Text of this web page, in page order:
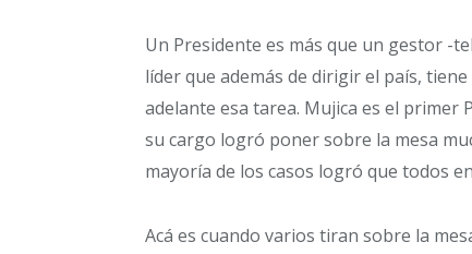
Un Presidente es más que un gestor -
líder que además de dirigir el país,
adelante esa tarea. Mujica es el primer
su cargo logró poner sobre la mesa
mayoría de los casos logró que todos
Acá es cuando varios tiran sobre la